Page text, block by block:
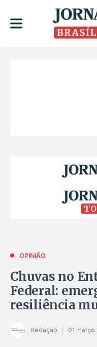
OPINIÃO
Chuvas no
Federal:
resiliência
Redação 01 março